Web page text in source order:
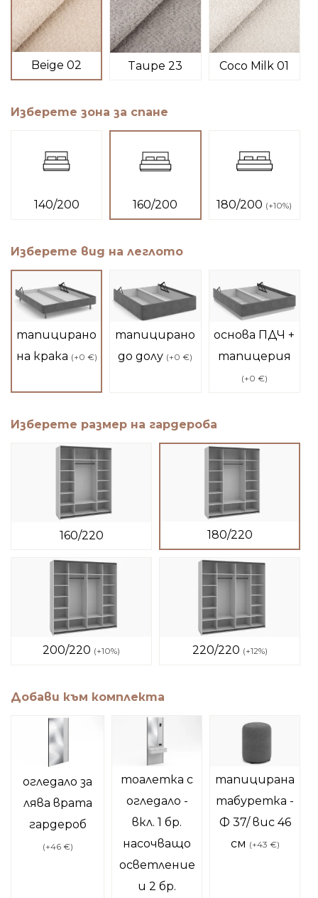
Beige 02 Taupe 23 Coco Milk 01
Изберете зона за спане
140/200 160/200 180/200 (+10%)
Изберете вид на леглото
тапицирано
на крака (+0 €)
тапицирано
до долу (+0 €)
основа ПДЧ +
тапицерия
(+0 €)
Изберете размер на гардероба
160/220 180/220
200/220 (+10%) 220/220 (+12%)
Добави към комплекта
огледало за
лява врата
гардероб
(+46 €)
тоалетка с
огледало -
вкл. 1 бр.
насочващо
осветление
и 2 бр.
тапицирана
табуретка -
Ф 37/ вис 46
см (+43 €)